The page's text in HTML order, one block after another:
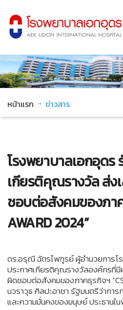
หน้าแรก ข่าวสาร
โรงพยาบาลเอกอุดร
เกียรติคุณรางวัล ส่ง
ชอบต่อสังคมของภาค
AWARD 2024”
ดร.อรุณี ฉัตรไพฑูรย์ ผู้อำนวยการโ
ประกาศเกียรติคุณรางวัลองค์กรที่มี
ผิดชอบต่อสังคมของภาคธุรกิจฯ
นวราวุธ ศิลปะอาชา รัฐมนตรีว่ากา
และความมั่นคงของมนุษย์ ประธานใ